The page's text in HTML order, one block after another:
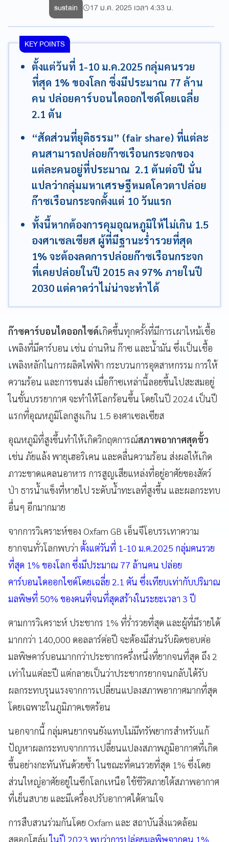
sustain 17 ม.ค. 2025 เวลา 4:33 น.
KEY POINTS
ตั้งแต่วันที่ 1-10 ม.ค.2025 กลุ่มคนรวย
ที่สุด 1% ของโลก ซึ่งมีประมาณ 77 ล้าน
คน ปล่อยคาร์บอนไดออกไซด์โดยเฉลี่ย
2.1 ตัน
“สัดส่วนที่ยุติธรรม” (fair share) ที่แต่ละ
คนสามารถปล่อยก๊าซเรือนกระจกของ
แต่ละคนอยู่ที่ประมาณ 2.1 ตันต่อปี นั่น
แปลว่ากลุ่มมหาเศรษฐีหมดโควตาปล่อย
ก๊าซเรือนกระจกตั้งแต่ 10 วันแรก
ทั้งนี้หากต้องการคุมอุณหภูมิให้ไม่เกิน 1.5
องศาเซลเซียส ผู้ที่มีฐานะร่ำรวยที่สุด
1% จะต้องลดการปล่อยก๊าซเรือนกระจก
ที่เคยปล่อยในปี 2015 ลง 97% ภายในปี
2030 แต่คาดว่าไม่น่าจะทำได้
ก๊าซคาร์บอนไดออกไซด์เกิดขึ้นทุกครั้งที่มีการเผาไหม้เชื้อ
เพลิงที่มีคาร์บอน เช่น ถ่านหิน ก๊าซ และน้ำมัน ซึ่งเป็นเชื้อ
เพลิงหลักในการผลิตไฟฟ้า กระบวนการอุตสาหกรรม การให้
ความร้อน และการขนส่ง เมื่อก๊าซเหล่านี้ลอยขึ้นไปสะสมอยู่
ในชั้นบรรยากาศ จะทำให้โลกร้อนขึ้น โดยในปี 2024 เป็นปี
แรกที่อุณหภูมิโลกสูงเกิน 1.5 องศาเซลเซียส
อุณหภูมิที่สูงขึ้นทำให้เกิดวิกฤตการณ์สภาพอากาศสุดขั้ว
เช่น ภัยแล้ง พายุเฮอริเคน และคลื่นความร้อน ส่งผลให้เกิด
ภาวะขาดแคลนอาหาร การสูญเสียแหล่งที่อยู่อาศัยของสัตว์
ป่า ธารน้ำแข็งที่หายไป ระดับน้ำทะเลที่สูงขึ้น และผลกระทบ
อื่นๆ อีกมากมาย
จากการวิเคราะห์ของ Oxfam GB เอ็นจีโอบรรเทาความ
ยากจนทั่วโลกพบว่า ตั้งแต่วันที่ 1-10 ม.ค.2025 กลุ่มคนรวย
ที่สุด 1% ของโลก ซึ่งมีประมาณ 77 ล้านคน ปล่อย
คาร์บอนไดออกไซด์โดยเฉลี่ย 2.1 ตัน ซึ่งเทียบเท่ากับปริมาณ
มลพิษที่ 50% ของคนที่จนที่สุดสร้างในระยะเวลา 3 ปี
ตามการวิเคราะห์ ประชากร 1% ที่ร่ำรวยที่สุด และผู้ที่มีรายได้
มากกว่า 140,000 ดอลลาร์ต่อปี จะต้องมีส่วนรับผิดชอบต่อ
มลพิษคาร์บอนมากกว่าประชากรครึ่งหนึ่งที่ยากจนที่สุด ถึง 2
เท่าในแต่ละปี แต่กลายเป็นว่าประชากรยากจนกลับได้รับ
ผลกระทบรุนแรงจากการเปลี่ยนแปลงสภาพอากาศมากที่สุด
โดยเฉพาะในภูมิภาคเขตร้อน
นอกจากนี้ กลุ่มคนยากจนยังแทบไม่มีทรัพยากรสำหรับแก้
ปัญหาผลกระทบจากการเปลี่ยนแปลงสภาพภูมิอากาศที่เกิด
ขึ้นอย่างกะทันหันด้วยซ้ำ ในขณะที่คนรวยที่สุด 1% ซึ่งโดย
ส่วนใหญ่อาศัยอยู่ในซีกโลกเหนือ ใช้ชีวิตภายใต้สภาพอากาศ
ที่เย็นสบาย และมีเครื่องปรับอากาศได้ตามใจ
การสืบสวนร่วมกันโดย Oxfam และ สถาบันสิ่งแวดล้อม
สตอกโฮล์มในปี 2023 พบว่าการปล่อยมลพิษจากคน 1%